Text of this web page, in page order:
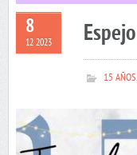
8
12 2023
15 AÑOS,